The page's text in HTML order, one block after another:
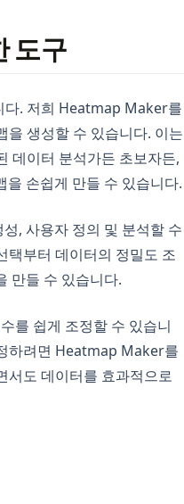
도구
다. 저희 Heatmap Maker를
을 생성할 수 있습니다. 이는
데이터 분석가든 초보자든,
손쉽게 만들 수 있습니다.
, 사용자 정의 및 분석할 수
택부터 데이터의 정밀도 조
만들 수 있습니다.
를 쉽게 조정할 수 있습니
하려면 Heatmap Maker를
서도 데이터를 효과적으로